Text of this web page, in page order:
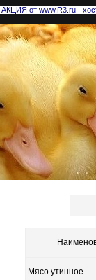
АКЦИЯ от www.R3.ru -
Мясо утинное